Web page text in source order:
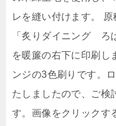
レを縫い付けます。
「炙りダイニング ろ
を暖簾の右下に印刷し
ンジの3色刷りです。
たしましたので、ご検
す。画像をクリックす